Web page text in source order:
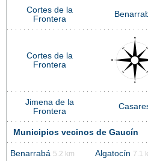
Cortes de la
Frontera
Cortes de la
Frontera
Jimena de la
Frontera
Municipios vecinos de Gaucín
Benarrabá 5.2 km Algatocín 7.1